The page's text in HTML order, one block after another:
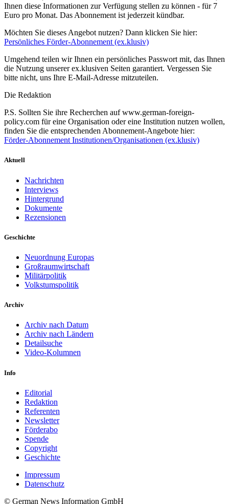
Ihnen diese Informationen zur Verfügung stellen zu können - für 7
Euro pro Monat. Das Abonnement ist jederzeit kündbar.
Möchten Sie dieses Angebot nutzen? Dann klicken Sie hier:
Persönliches Förder-Abonnement (ex.klusiv)
Umgehend teilen wir Ihnen ein persönliches Passwort mit, das Ihnen
die Nutzung unserer ex.klusiven Seiten garantiert. Vergessen Sie
bitte nicht, uns Ihre E-Mail-Adresse mitzuteilen.
Die Redaktion
P.S. Sollten Sie ihre Recherchen auf www.german-foreign-
policy.com für eine Organisation oder eine Institution nutzen wollen,
finden Sie die entsprechenden Abonnement-Angebote hier:
Förder-Abonnement Institutionen/Organisationen (ex.klusiv)
Aktuell
Nachrichten
Interviews
Hintergrund
Dokumente
Rezensionen
Geschichte
Neuordnung Europas
Großraumwirtschaft
Militärpolitik
Volkstumspolitik
Archiv
Archiv nach Datum
Archiv nach Ländern
Detailsuche
Video-Kolumnen
Info
Editorial
Redaktion
Referenten
Newsletter
Förderabo
Spende
Copyright
Geschichte
Impressum
Datenschutz
© German News Information GmbH